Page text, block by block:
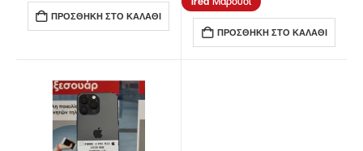
ΠΡΟΣΘΉΚΗ ΣΤΟ ΚΑΛΆΘΙ
ΠΡΟΣΘΉΚΗ ΣΤΟ ΚΑΛΆΘΙ